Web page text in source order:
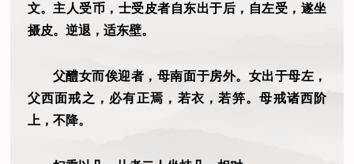
文。主人受币，士受皮者自东出于后，自左受，遂坐
摄皮。逆退，适东壁。
父醴女而俟迎者，母南面于房外。女出于母左，
父西面戒之，必有正焉，若衣，若笄。母戒诸西阶
上，不降。